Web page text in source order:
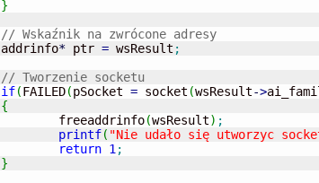
}
// Wskaźnik na zwrócone adresy
	addrinfo
* ptr = wsResult ;
// Tworzenie socketu
if(FAILED(pSocket = socket (wsResult->
{
		freeaddrinfo
(wsResult) ;
printf( "Nie udało się utworzyc
return 1 ;
}